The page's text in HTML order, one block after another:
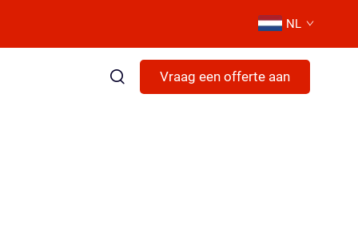
NL
Vraag een offerte aan